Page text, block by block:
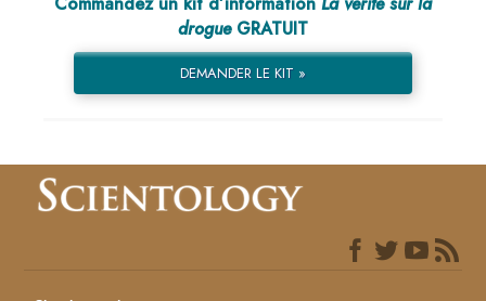
drogueGRATUIT
DEMANDER LE KIT »